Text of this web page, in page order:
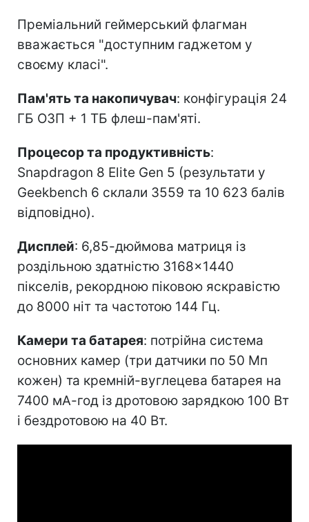
Преміальний геймерський флагман
вважається "доступним гаджетом у
своєму класі".
Пам'ять та накопичувач: конфігурація 24
ГБ ОЗП + 1 ТБ флеш-пам'яті.
Процесор та продуктивність:
Snapdragon 8 Elite Gen 5 (результати у
Geekbench 6 склали 3559 та 10 623 балів
відповідно).
Дисплей: 6,85-дюймова матриця із
роздільною здатністю 3168×1440
пікселів, рекордною піковою яскравістю
до 8000 ніт та частотою 144 Гц.
Камери та батарея: потрійна система
основних камер (три датчики по 50 Мп
кожен) та кремній-вуглецева батарея на
7400 мА-год із дротовою зарядкою 100 Вт
і бездротовою на 40 Вт.